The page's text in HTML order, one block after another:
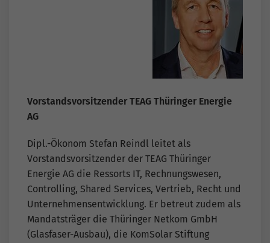
Vorstandsvorsitzender TEAG Thüringer Energie
AG
Dipl.-Ökonom Stefan Reindl leitet als
Vorstandsvorsitzender der TEAG Thüringer
Energie AG die Ressorts IT, Rechnungswesen,
Controlling, Shared Services, Vertrieb, Recht und
Unternehmensentwicklung. Er betreut zudem als
Mandatsträger die Thüringer Netkom GmbH
(Glasfaser-Ausbau), die KomSolar Stiftung